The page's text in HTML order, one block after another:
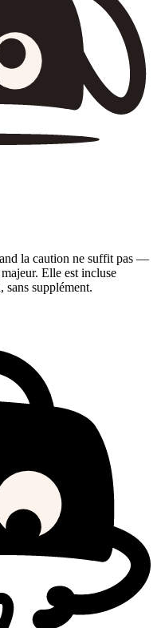
la caution ne suffit pas —
Elle est incluse
sans supplément.